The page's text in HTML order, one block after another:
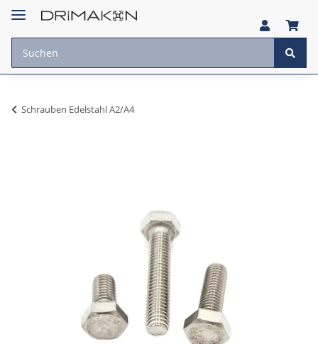
Schrauben Edelstahl A2/A4